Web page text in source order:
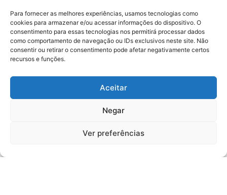
Para fornecer as melhores experiências, usamos tecnologias como
cookies para armazenar e/ou acessar informações do dispositivo. O
consentimento para essas tecnologias nos permitirá processar dados
como comportamento de navegação ou IDs exclusivos neste site. Não
consentir ou retirar o consentimento pode afetar negativamente certos
recursos e funções.
Aceitar
Negar
Ver preferências
Confira os resultados da
Etapa de São Francisco do
Sul 2020